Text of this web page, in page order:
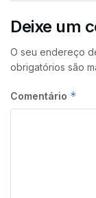
Deixe um
O seu endereço
obrigatórios são
Comentário *